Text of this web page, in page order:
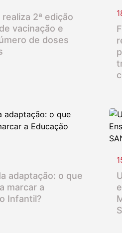
realiza 2ª edição
vacinação e
de doses
adaptação: o que
marcar a
Infantil?